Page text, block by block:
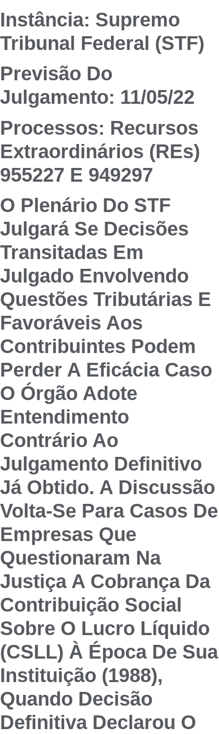
Instância: Supremo
Tribunal Federal (STF)
Previsão Do
Julgamento: 11/05/22
Processos: Recursos
Extraordinários (REs)
955227 E 949297
O Plenário Do STF
Julgará Se Decisões
Transitadas Em
Julgado Envolvendo
Questões Tributárias E
Favoráveis Aos
Contribuintes Podem
Perder A Eficácia Caso
O Órgão Adote
Entendimento
Contrário Ao
Julgamento Definitivo
Já Obtido. A Discussão
Volta-Se Para Casos De
Empresas Que
Questionaram Na
Justiça A Cobrança Da
Contribuição Social
Sobre O Lucro Líquido
(CSLL) À Época De Sua
Instituição (1988),
Quando Decisão
Definitiva Declarou O